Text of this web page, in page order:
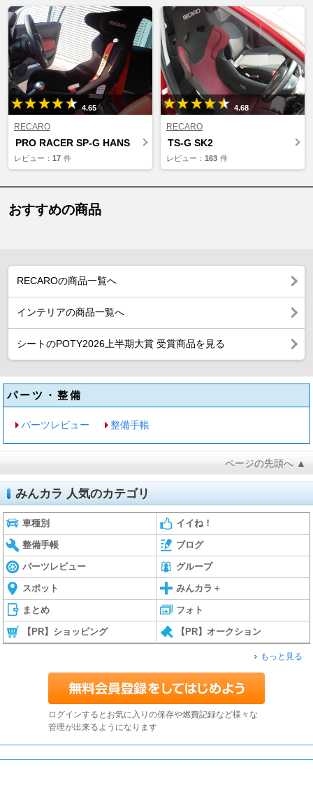
4.65
RECARO
PRO RACER SP-G HANS
レビュー： 17 件
4.68
RECARO
TS-G SK2
レビュー： 163 件
おすすめの商品
RECAROの商品一覧へ
インテリアの商品一覧へ
シートのPOTY2026上半期大賞 受賞商品を見る
パーツ・整備
パーツレビュー 整備手帳
ページの先頭へ ▲
みんカラ 人気のカテゴリ
車種別 イイね！
整備手帳 ブログ
パーツレビュー グループ
スポット みんカラ＋
まとめ フォト
【PR】ショッピング 【PR】オークション
もっと見る
ログインするとお気に入りの保存や燃費記録など様々な
管理が出来るようになります